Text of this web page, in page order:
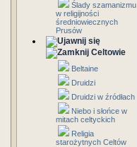
Ślady szamanizmu
w religijności
średniowiecznych
Prusów
Celtowie
Beltaine
Druidzi
Druidzi w źródłach
Niebo i słońce w
mitach celtyckich
Religia
starożytnych Celtów